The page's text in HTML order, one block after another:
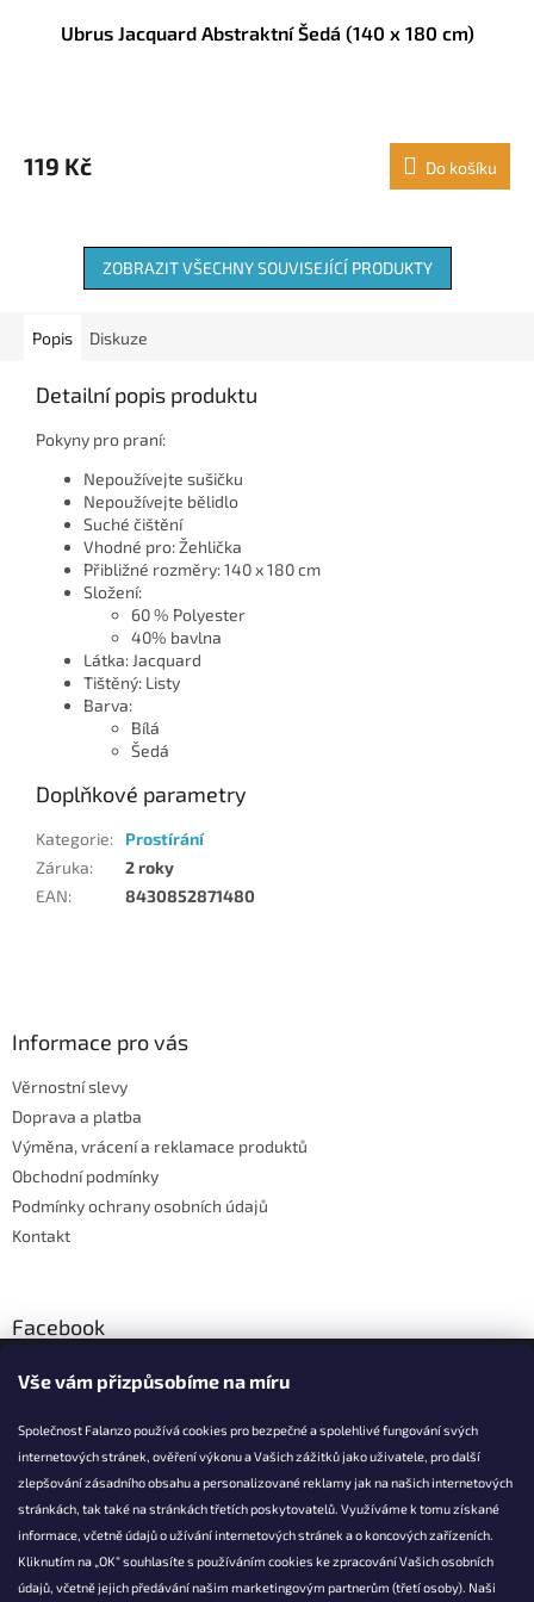
Vše vám přizpůsobíme na míru
Společnost Falanzo používá cookies pro bezpečné a spolehlivé fungování svých
internetových stránek, ověření výkonu a Vašich zážitků jako uživatele, pro další
zlepšování zásadního obsahu a personalizované reklamy jak na našich internetových
stránkách, tak také na stránkách třetích poskytovatelů. Využíváme k tomu získané
informace, včetně údajů o užívání internetových stránek a o koncových zařízeních.
Kliknutím na „OK“ souhlasíte s používáním cookies ke zpracování Vašich osobních
údajů, včetně jejich předávání našim marketingovým partnerům (třetí osoby). Naši
Ubrus Jacquard Abstraktní Šedá (140 x 180 cm)
119 Kč Do košíku
ZOBRAZIT VŠECHNY SOUVISEJÍCÍ PRODUKTY
Popis Diskuze
Detailní popis produktu
Pokyny pro praní:
Nepoužívejte sušičku
Nepoužívejte bělidlo
Suché čištění
Vhodné pro: Žehlička
Přibližné rozměry: 140 x 180 cm
Složení:
60 % Polyester
40% bavlna
Látka: Jacquard
Tištěný: Listy
Barva:
Bílá
Šedá
Doplňkové parametry
Kategorie:
Prostírání
Záruka:
2 roky
EAN: 8430852871480
Informace pro vás
Věrnostní slevy
Doprava a platba
Výměna, vrácení a reklamace produktů
Obchodní podmínky
Podmínky ochrany osobních údajů
Kontakt
Facebook
KONTAKT
info@falanzo.cz
Falanzo.cz
FalanzoCZ